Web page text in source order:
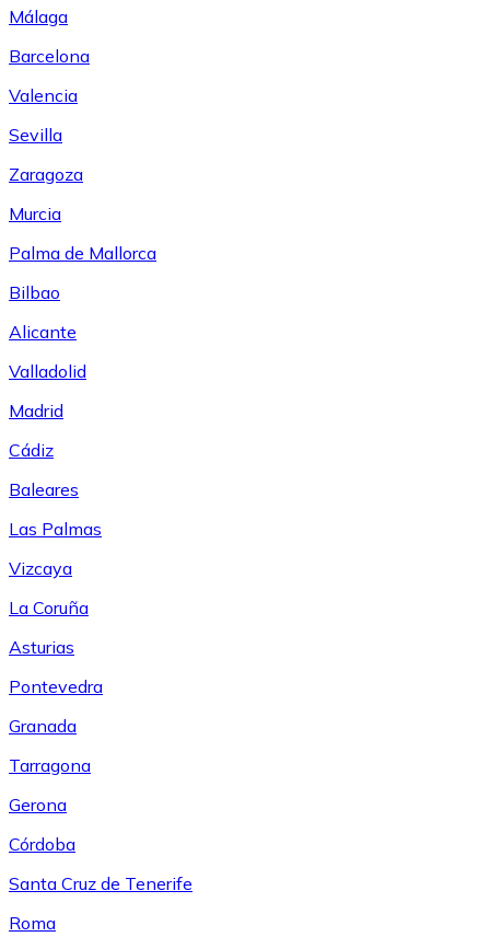
Málaga
Barcelona
Valencia
Sevilla
Zaragoza
Murcia
Palma de Mallorca
Bilbao
Alicante
Valladolid
Madrid
Cádiz
Baleares
Las Palmas
Vizcaya
La Coruña
Asturias
Pontevedra
Granada
Tarragona
Gerona
Córdoba
Santa Cruz de Tenerife
Roma